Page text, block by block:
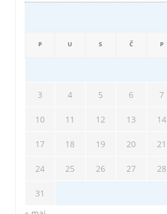
P U S Č P
3 4 5 6 7
10 11 12 13 14
17 18 19 20 21
24 25 26 27 28
31